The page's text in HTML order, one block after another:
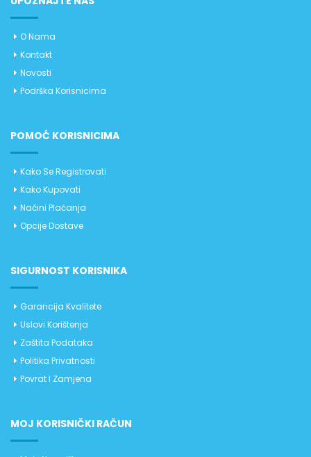
O Nama
Kontakt
Novosti
Podrška Korisnicima
POMOĆ KORISNICIMA
Kako Se Registrovati
Kako Kupovati
Načini Plaćanja
Opcije Dostave
SIGURNOST KORISNIKA
Garancija Kvalitete
Uslovi Korištenja
Zaštita Podataka
Politika Privatnosti
Povrat I Zamjena
MOJ KORISNIČKI RAČUN